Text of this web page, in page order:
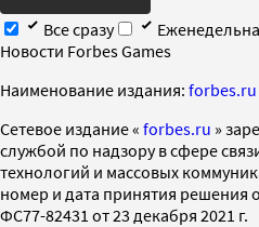
Все сразу
Новости Forbes Games
Наименование издания: forbes.ru
Cетевое издание « forbes.ru »
службой по надзору в сфере
технологий и массовых
номер и дата принятия решения
ФС77-82431 от 23 декабря 2021 г.